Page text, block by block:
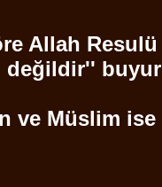
Allah Resulü
değildir''
ve Müslim ise